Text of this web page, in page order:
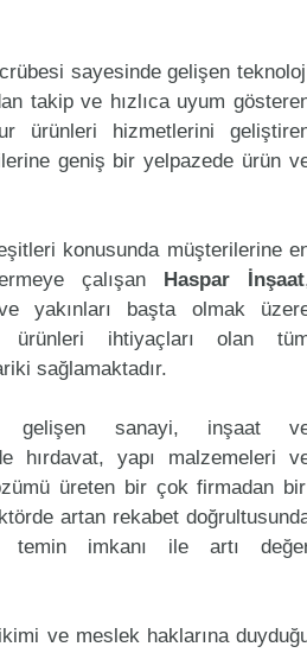
sayesinde gelişen
takip ve hızlıca uyum
ürünleri hizmetlerini
geniş bir yelpazede ürün
konusunda müşterilerine
çalışan Haspar İnşaat
yakınları başta olmak
ürünleri ihtiyaçları olan
sağlamaktadır.
gelişen sanayi, inşaat
hırdavat, yapı malzemeleri
üreten bir çok firmadan
artan rekabet
temin imkanı ile artı
ve meslek haklarına